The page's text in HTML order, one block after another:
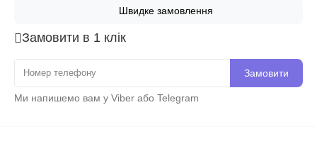
Швидке замовлення
Замовити в 1 клік
Замовити
Ми напишемо вам у Viber або Telegram